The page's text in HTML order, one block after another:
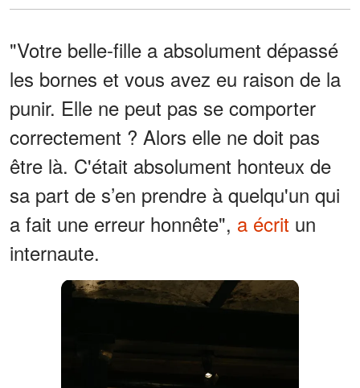
"Votre belle-fille a absolument dépassé
les bornes et vous avez eu raison de la
punir. Elle ne peut pas se comporter
correctement ? Alors elle ne doit pas
être là. C'était absolument honteux de
sa part de s’en prendre à quelqu'un qui
a fait une erreur honnête", a écrit un
internaute.